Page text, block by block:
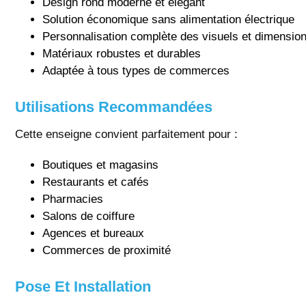
Solution économique sans alimentation électrique
Personnalisation complète des visuels et
Matériaux robustes et durables
Adaptée à tous types de commerces
Utilisations Recommandées
Cette enseigne convient parfaitement pour :
Boutiques et magasins
Restaurants et cafés
Pharmacies
Salons de coiffure
Agences et bureaux
Commerces de proximité
Pose Et Installation